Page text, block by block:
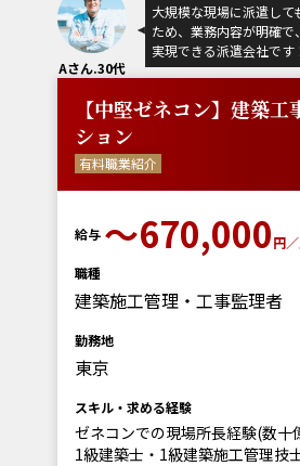
Aさん.30代
大規模な現場に派遣して
ため、業務内容が明確で
実現できる派遣会社です
【中堅ゼネコン】建築
ション
有料職業紹介
給与 〜670,000円
職種
建築施工管理・工事監理者
勤務地
東京
スキル・求める経験
ゼネコンでの現場所長経験(数
1級建築士・1級建築施工管理技